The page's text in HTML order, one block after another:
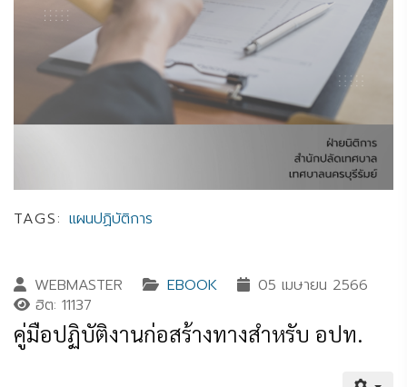
TAGS: แผนปฏิบัติการ
WEBMASTER EBOOK
05 เมษายน 2566
ฮิต: 11137
คู่มือปฏิบัติงานก่อสร้างทางสำหรับ อปท.